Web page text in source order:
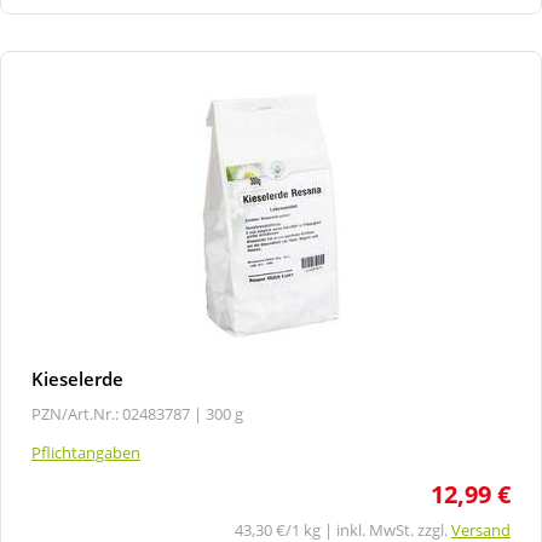
Kieselerde
PZN/Art.Nr.: 02483787 | 300 g
Pflichtangaben
12,99 €
43,30 €/1 kg | inkl. MwSt. zzgl.Versand